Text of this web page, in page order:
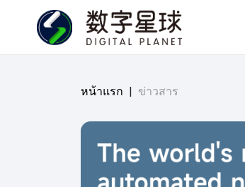
หน้าแรก | ข่าวสาร